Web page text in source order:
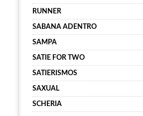
RUNNER
SABANA ADENTRO
SAMPA
SATIE FOR TWO
SATIERISMOS
SAXUAL
SCHERIA